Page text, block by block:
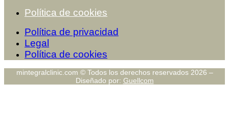
Política de cookies
Política de privacidad
Legal
Política de cookies
mintegralclinic.com © Todos los derechos reservados 2026 –
Diseñado por: Guellcom